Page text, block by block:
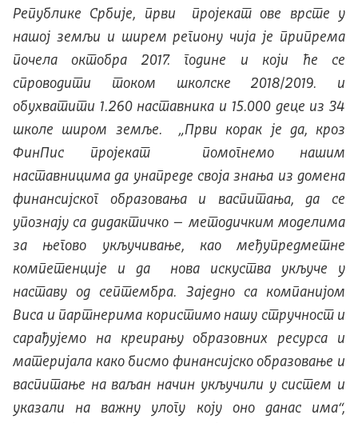
Републике Србије, први пројекат ове врсте у
нашој земљи и ширем региону чија је припрема
почела октобра 2017. године и који ће се
спроводити током школске 2018/2019. и
обухватити 1.260 наставника и 15.000 деце из 34
школе широм земље. „Први корак је да, кроз
ФинПис пројекат помогнемо нашим
наставницима да унапреде своја знања из домена
финансијског образовања и васпитања, да се
упознају са дидактичко – методичким моделима
за његово укључивање, као међупредметне
компетенције и да нова искуства укључе у
наставу од септембра. Заједно са компанијом
Виса и партнерима користимо нашу стручност и
сарађујемо на креирању образовних ресурса и
материјала како бисмо финансијско образовање и
васпитање на ваљан начин укључили у систем и
указали на важну улогу коју оно данас има“,